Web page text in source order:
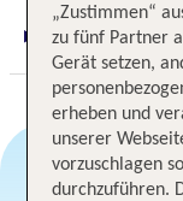
Digitaler
„Zustimmen“
zu fünf Partner
Gerät setzen,
erheben und
unserer
vorzuschlagen
durchzuführen.